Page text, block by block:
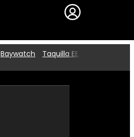
Baywatch Taquilla EE.UU.